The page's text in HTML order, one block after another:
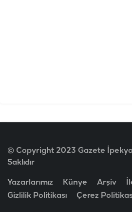
© Copyright 2023 Gazete
Saklıdır
Yazarlarımız Künye Arşiv
Gizlilik Politikası
Çerez